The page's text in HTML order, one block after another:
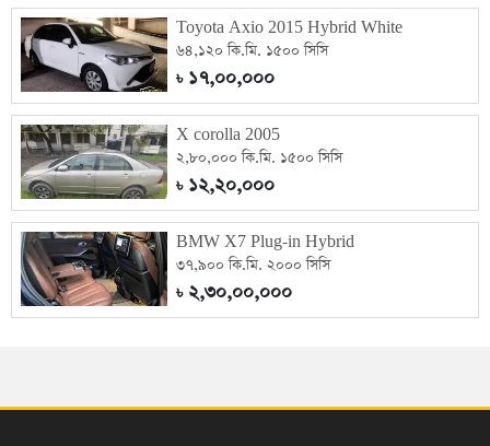
Toyota Axio 2015 Hybrid White
৬৪,১২০ কি.মি. ১৫০০ সিসি
৳১৭,০০,০০০
X corolla 2005
২,৮০,০০০ কি.মি. ১৫০০ সিসি
৳১২,২০,০০০
BMW X7 Plug-in Hybrid
৩৭,৯০০ কি.মি. ২০০০ সিসি
৳২,৩০,০০,০০০